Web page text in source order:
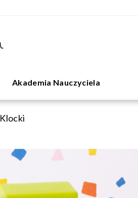
Akademia Nauczyciela
Klocki